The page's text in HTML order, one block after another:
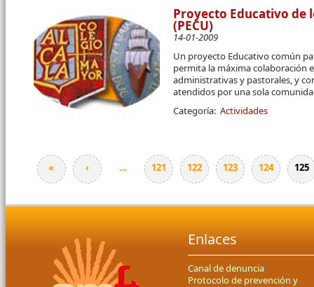
Proyecto Educativo de
(PECU)
14-01-2009
Un proyecto Educativo común
permita la máxima colaboración
administrativas y pastorales, y
atendidos por una sola
Categoría: Actividades
Páginas
« ‹ … 121 122 123 124 125
Enlaces
Canal de denuncia
Protocolo de prevención y